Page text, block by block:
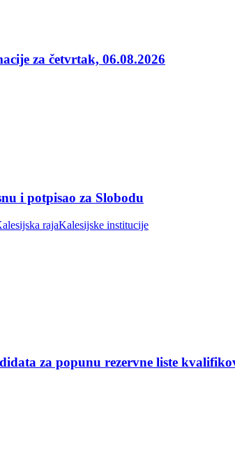
za četvrtak, 06.08.2026
i potpisao za Slobodu
rajaKalesijske institucije
za popunu rezervne liste